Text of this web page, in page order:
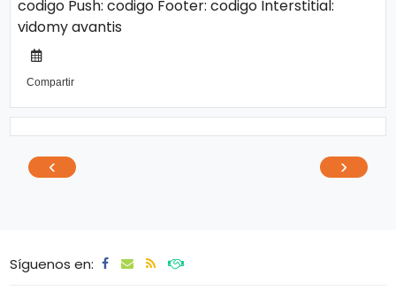
codigo Push:codigo Footer:codigo Interstitial:
vidomyavantis
Compartir
‹ ›
Síguenos en: